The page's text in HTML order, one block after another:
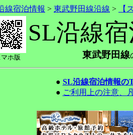
線宿泊情報 > 東武野田線沿線 > 【
マホ版
SL沿線
東武野田線
● SL沿線宿泊情報の
● ご利用上の注意、